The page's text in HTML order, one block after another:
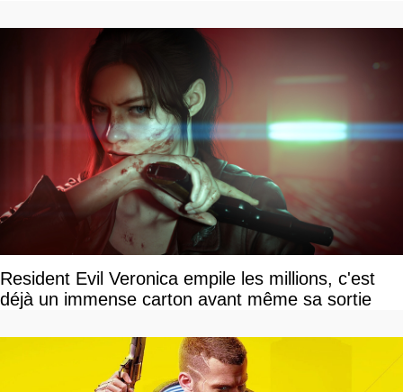
Resident Evil Veronica empile les millions, c'est
déjà un immense carton avant même sa sortie